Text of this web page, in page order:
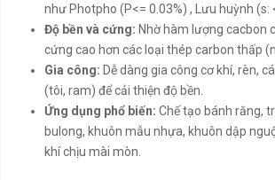
như Photpho (P<= 0.03%) , Lưu huỳnh (s:
Độ bền và cứng: Nhờ hàm lượng cacbon
cứng cao hơn các loại thép carbon thấp
Gia công: Dễ dàng gia công cơ khí, rèn,
(tôi, ram) để cải thiện độ bền.
Ứng dụng phổ biến: Chế tạo bánh răng,
bulong, khuôn mẫu nhựa, khuôn dập
khí chịu mài mòn.